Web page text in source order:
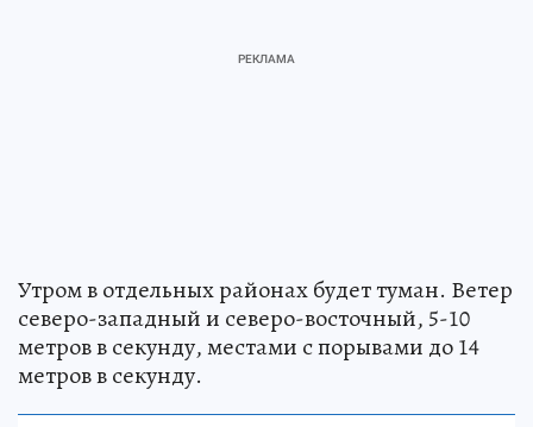
Утром в отдельных районах будет туман. Ветер
северо-западный и северо-восточный, 5-10
метров в секунду, местами с порывами до 14
метров в секунду.